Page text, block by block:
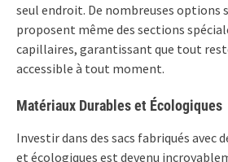
seul endroit. De nombreuses options
proposent même des sections
capillaires, garantissant que tout
accessible à tout moment.
Matériaux Durables et Écologiques
Investir dans des sacs fabriqués avec
et écologiques est devenu